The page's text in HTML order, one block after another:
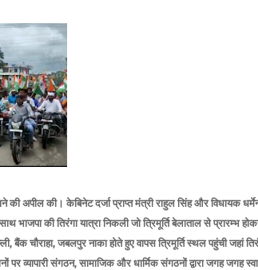
अपील की। केबिनेट दर्जा प्राप्त मंत्री राहुल सिंह और विधायक
भाजपा की तिरंगा यात्रा निकली जो त्रिमूर्ति बेलाताल से प्रारम्भ
बैंक चौराहा, जबलपुर नाका होते हुए वापस त्रिमूर्ति स्थल पहुंची जहां
पर व्यापारी संगठन, सामाजिक और धार्मिक संगठनों द्वारा जगह जगह